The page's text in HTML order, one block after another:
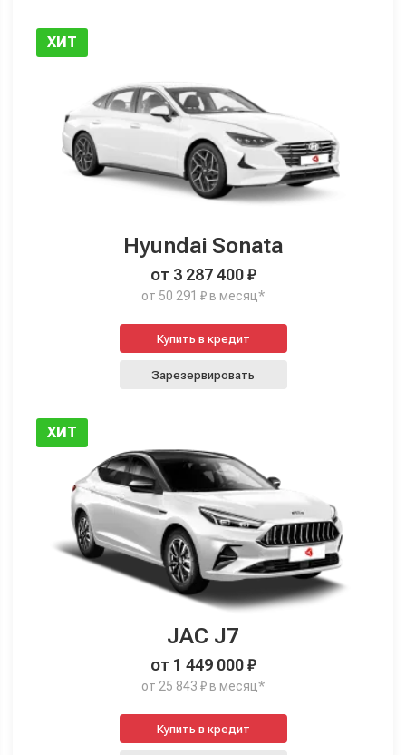
ХИТ
Hyundai Sonata
от 3 287 400 ₽
от 50 291 ₽ в месяц*
Купить в кредит
Зарезервировать
ХИТ
JAC J7
от 1 449 000 ₽
от 25 843 ₽ в месяц*
Купить в кредит